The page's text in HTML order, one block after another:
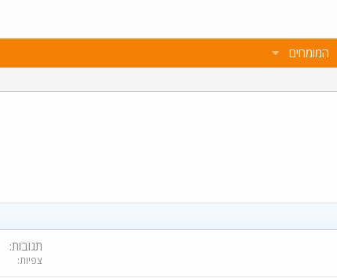
המומחים
תגובות
צפיות